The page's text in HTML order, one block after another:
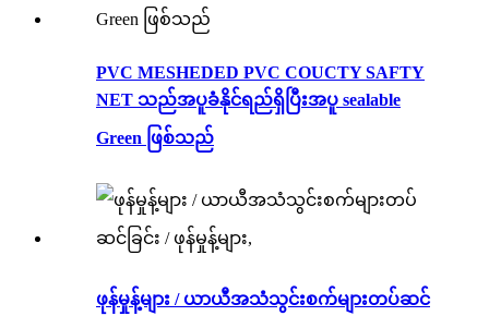
PVC MESHEDED PVC COUCTY SAFTY
NET သည်အပူခံနိုင်ရည်ရှိပြီးအပူ sealable
Green ဖြစ်သည်
ဖုန်မှုန့်များ / ယာယီအသံသွင်းစက်များတပ်ဆင်